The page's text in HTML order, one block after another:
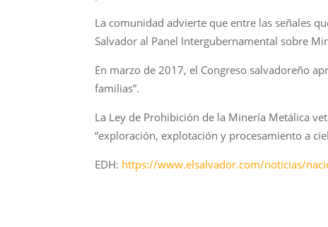
La comunidad advierte que entre las señales
Salvador al Panel Intergubernamental sobre
En marzo de 2017, el Congreso salvadoreño
familias”.
La Ley de Prohibición de la Minería Metálica
“exploración, explotación y procesamiento a
EDH: https://www.elsalvador.com/noticias/